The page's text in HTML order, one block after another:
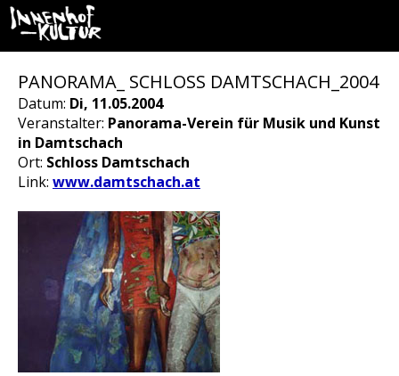
PANORAMA_ SCHLOSS DAMTSCHACH_2004
Datum: Di, 11.05.2004
Veranstalter: Panorama-Verein für Musik und Kunst
in Damtschach
Ort: Schloss Damtschach
Link: www.damtschach.at